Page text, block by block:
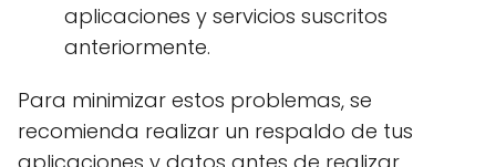
aplicaciones y servicios suscritos
anteriormente.
Para minimizar estos problemas, se
recomienda realizar un respaldo de tus